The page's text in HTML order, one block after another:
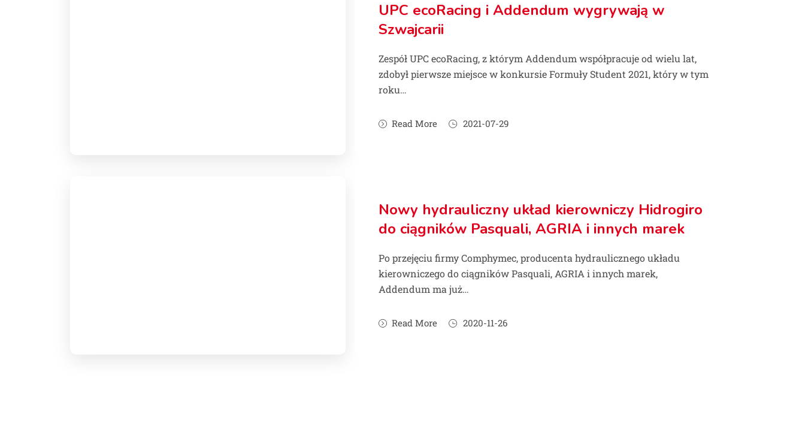
UPC ecoRacing i Addendum wygrywają w
Szwajcarii
Zespół UPC ecoRacing, z którym Addendum współpracuje od wielu lat,
zdobył pierwsze miejsce w konkursie Formuły Student 2021, który w tym
roku…
Read More 2021-07-29
Nowy hydrauliczny układ kierowniczy Hidrogiro
do ciągników Pasquali, AGRIA i innych marek
Po przejęciu firmy Comphymec, producenta hydraulicznego układu
kierowniczego do ciągników Pasquali, AGRIA i innych marek,
Addendum ma już…
Read More 2020-11-26